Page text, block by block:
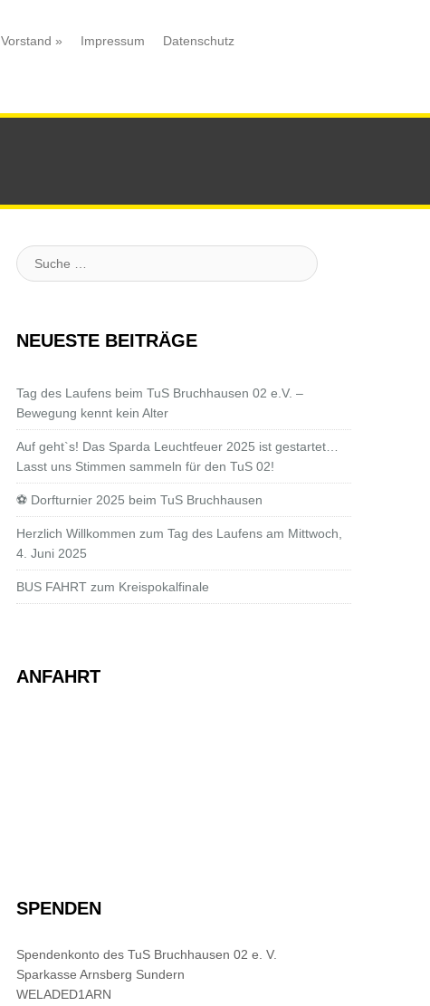
Vorstand » Impressum Datenschutz
Suche
:
NEUESTE BEITRÄGE
Tag des Laufens beim TuS Bruchhausen 02 e.V. –
Bewegung kennt kein Alter
Auf geht`s! Das Sparda Leuchtfeuer 2025 ist gestartet…
Lasst uns Stimmen sammeln für den TuS 02!
⚽ Dorfturnier 2025 beim TuS Bruchhausen
Herzlich Willkommen zum Tag des Laufens am Mittwoch,
4. Juni 2025
BUS FAHRT zum Kreispokalfinale
ANFAHRT
SPENDEN
Spendenkonto des TuS Bruchhausen 02 e. V.
Sparkasse Arnsberg Sundern
WELADED1ARN